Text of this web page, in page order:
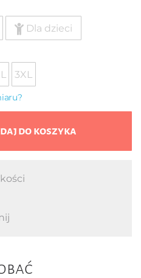
Dla dzieci
3XL
do koszyka